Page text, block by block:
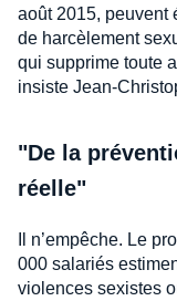
août 2015, peuvent
de harcèlement
qui supprime toute
insiste Jean-
"De la
réelle"
Il n’empêche. Le
000 salariés
violences sexistes